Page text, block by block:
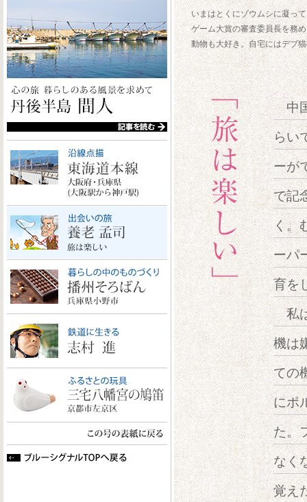
いまはとくにゾウムシに凝っ
ゲーム大賞の審査委員長を務
動物も大好き。自宅にはデブ
中国
らい
ーが
で記
く。
ーパ
育を
私は
機は
ての
にポ
た。
なく
覚え